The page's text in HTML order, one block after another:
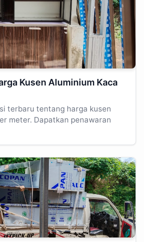
Kusen Aluminium Kaca
terbaru tentang harga kusen
meter. Dapatkan penawaran